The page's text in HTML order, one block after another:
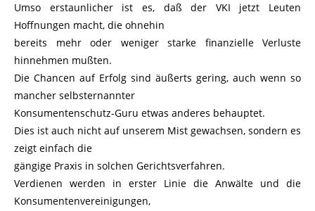
Umso erstaunlicher ist es, daß der VKI jetzt Leuten
Hoffnungen macht, die ohnehin
bereits mehr oder weniger starke finanzielle Verluste
hinnehmen mußten.
Die Chancen auf Erfolg sind äußerts gering, auch wenn so
mancher selbsternannter
Konsumentenschutz-Guru etwas anderes behauptet.
Dies ist auch nicht auf unserem Mist gewachsen, sondern es
zeigt einfach die
gängige Praxis in solchen Gerichtsverfahren.
Verdienen werden in erster Linie die Anwälte und die
Konsumentenvereinigungen,